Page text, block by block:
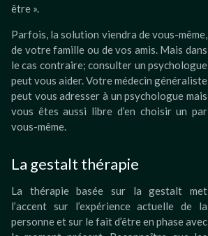
être ».
Parfois, la solution viendra de vous-même,
de votre famille ou de vos amis. Mais dans
le cas contraire; consulter un psychologue
peut vous aider. Votre médecin généraliste
peut vous adresser à un psychologue mais
vous êtes aussi libre d’en choisir un par
vous-même.
La gestalt thérapie
La thérapie basée sur la gestalt met
l’accent sur l’expérience actuelle de la
personne et sur le fait d’être en phase avec